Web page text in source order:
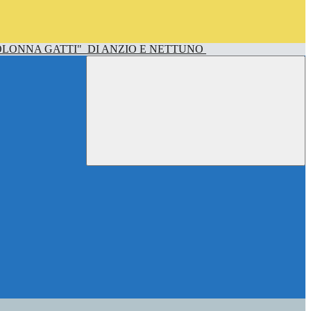
GATTI" DI ANZIO E NETTUNO